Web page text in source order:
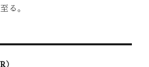
る。